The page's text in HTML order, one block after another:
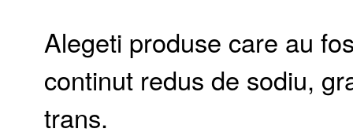
Alegeti produse care au
continut redus de sodiu,
trans.